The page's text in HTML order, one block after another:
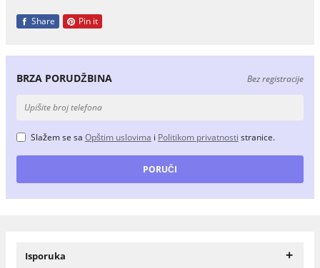
Share Pin it
BRZA PORUDŽBINA Bez registracije
Slažem se sa Opštim uslovima i Politikom privatnosti stranice.
Isporuka +